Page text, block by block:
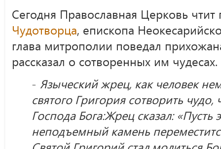
Сегодня Православная Церковь
Чудотворца, епископа
глава митрополии поведал
рассказал о сотворенных им чудесах.
- Языческий жрец, как человек
святого Григория сотворить
Господа Бога:Жрец сказал: «Пусть
неподъемный камень